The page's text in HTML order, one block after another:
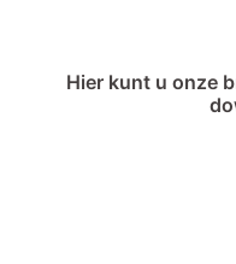
Hier kunt u onze